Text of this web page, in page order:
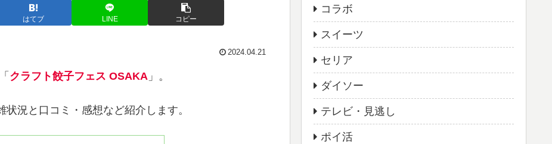
はてブ LINE コピー
2024.04.21
クラフト餃子フェス OSAKA 」。
況と口コミ・感想など紹介します。
コラボ
スイーツ
セリア
ダイソー
テレビ・見逃し
ポイ活